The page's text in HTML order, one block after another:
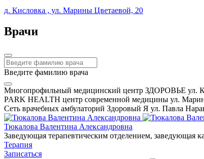
д. Кисловка , ул. Марины Цветаевой, 20
Врачи
Введите фамилию врача
Многопрофильный медицинский центр ЗДОРОВЬЕ ул.
PARK HEALTH центр современной медицины ул.
Сеть врачебных амбулаторий Здоровый Я ул. Павла
Тюкалова Валентина Александровна
Заведующая терапевтическим отделением, заведующая
Терапия
Записаться